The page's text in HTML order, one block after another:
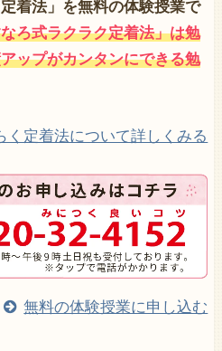
着法」を無料の体験授業で
ろ式ラクラク定着法」は勉
ップがカンタンにできる勉
く定着法について詳しくみる
無料の体験授業に申し込む